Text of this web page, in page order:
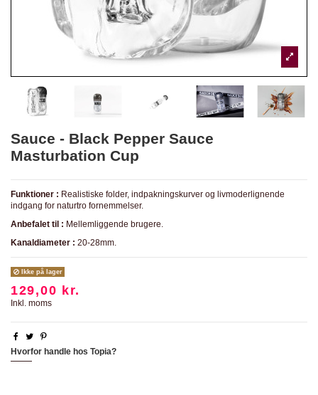
Sauce - Black Pepper Sauce
Masturbation Cup
Funktioner : Realistiske folder, indpakningskurver og livmoderlignende
indgang for naturtro fornemmelser.
Anbefalet til : Mellemliggende brugere.
Kanaldiameter : 20-28mm.
Ikke på lager
129,00 kr.
Inkl. moms
Hvorfor handle hos Topia?